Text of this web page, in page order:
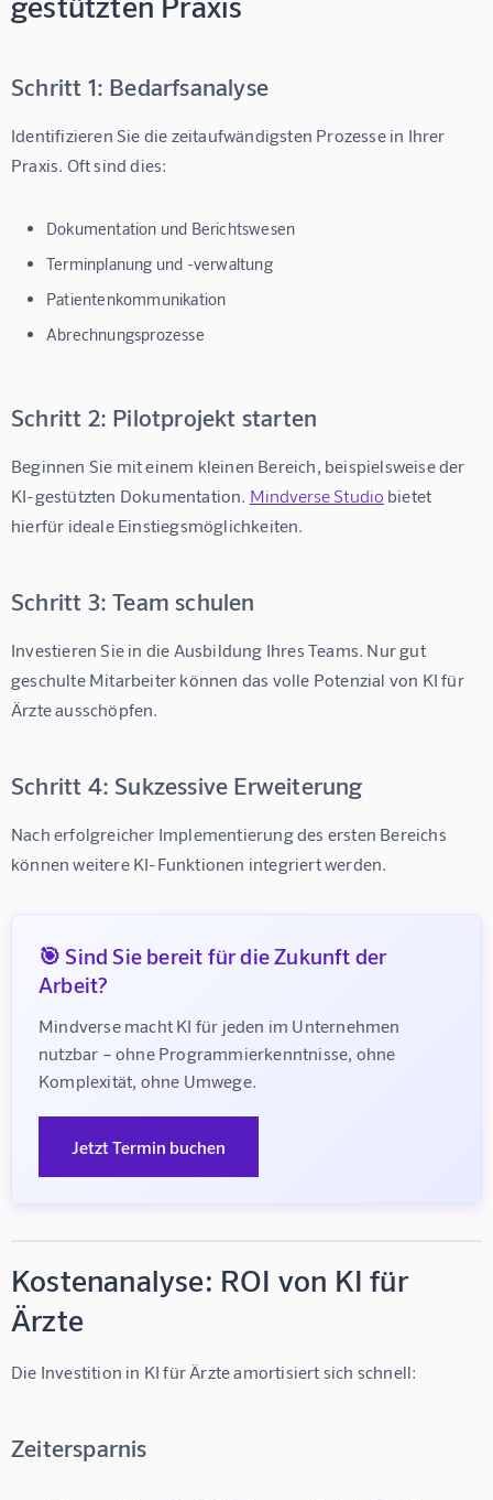
Schritt 1: Bedarfsanalyse
Identifizieren Sie die zeitaufwändigsten Prozesse in Ihrer
Praxis. Oft sind dies:
Dokumentation und Berichtswesen
Terminplanung und -verwaltung
Patientenkommunikation
Abrechnungsprozesse
Schritt 2: Pilotprojekt starten
Beginnen Sie mit einem kleinen Bereich, beispielsweise der
KI-gestützten Dokumentation Mindverse Studio bietet
hierfür ideale Einstiegsmöglichkeiten.
Schritt 3: Team schulen
Investieren Sie in die Ausbildung Ihres Teams. Nur gut
geschulte Mitarbeiter können das volle Potenzial von KI für
Ärzte ausschöpfen.
Schritt 4: Sukzessive Erweiterung
Nach erfolgreicher Implementierung des ersten Bereichs
können weitere KI-Funktionen integriert werden.
🎯 Sind Sie bereit für die Zukunft der
Arbeit?
Mindverse macht KI für jeden im Unternehmen
nutzbar – ohne Programmierkenntnisse, ohne
Komplexität, ohne Umwege.
Jetzt Termin buchen
Kostenanalyse: ROI von KI für
Ärzte
Die Investition in KI für Ärzte amortisiert sich schnell:
Zeitersparnis